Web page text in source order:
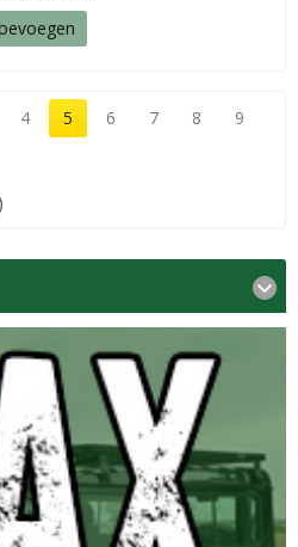
4 5 6 7 8
9